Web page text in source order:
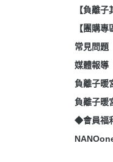
【負離子
【團購專
常見問題
媒體報導
負離子暖
負離子暖
◆會員福